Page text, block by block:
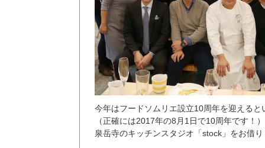
今年はフードソムリエ設立10周年を迎えると
（正確には2017年の8月1日で10周年です！）
泉岳寺のキッチンスタジオ「stock」をお借